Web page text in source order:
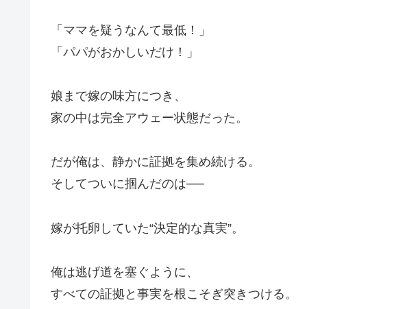
「ママを疑うなんて最低！」
「パパがおかしいだけ！」
娘まで嫁の味方につき、
家の中は完全アウェー状態だった。
だが俺は、静かに証拠を集め続ける。
そしてついに掴んだのは──
嫁が托卵していた“決定的な真実”。
俺は逃げ道を塞ぐように、
すべての証拠と事実を根こそぎ突きつける。